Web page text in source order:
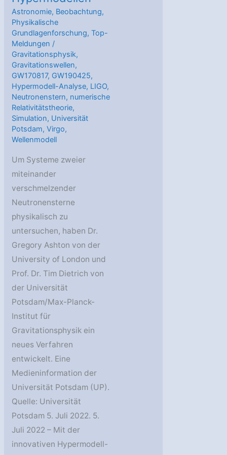
Astronomie, Beobachtung,
Physikalische
Grundlagenforschung,Top-
Meldungen /
Gravitationsphysik,
Gravitationswellen,
GW170817, GW190425,
Hypermodell-Analyse, LIGO,
Neutronenstern, numerische
Relativitätstheorie,
Simulation, Universität
Potsdam,Virgo,
Wellenmodell
Um Systeme zweier
miteinander
verschmelzender
Neutronensterne
physikalisch zu
untersuchen, haben Dr.
Gregory Ashton von der
University of London und
Prof. Dr. Tim Dietrich von
der Universität
Potsdam/Max-Planck-
Institut für
Gravitationsphysik ein
neues Verfahren
entwickelt. Eine
Medieninformation der
Universität Potsdam (UP).
Quelle: Universität
Potsdam 5. Juli 2022. 5.
Juli 2022 – Mit der
innovativen Hypermodell-